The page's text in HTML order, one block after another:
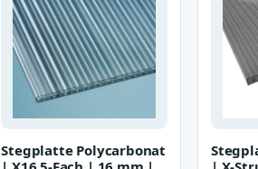
Stegplatte Polycarbonat